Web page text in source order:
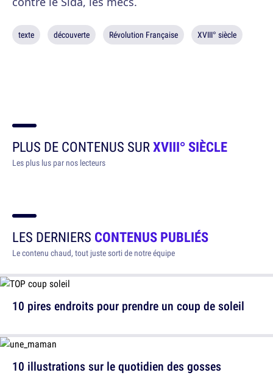
texte découverte Révolution Française XVIII° siècle
PLUS DE CONTENUS SURXVIII° SIÈCLE
Les plus lus par nos lecteurs
LES DERNIERS CONTENUS PUBLIÉS
Le contenu chaud, tout juste sorti de notre équipe
10 pires endroits pour prendre un coup de soleil
10 illustrations sur le quotidien des gosses